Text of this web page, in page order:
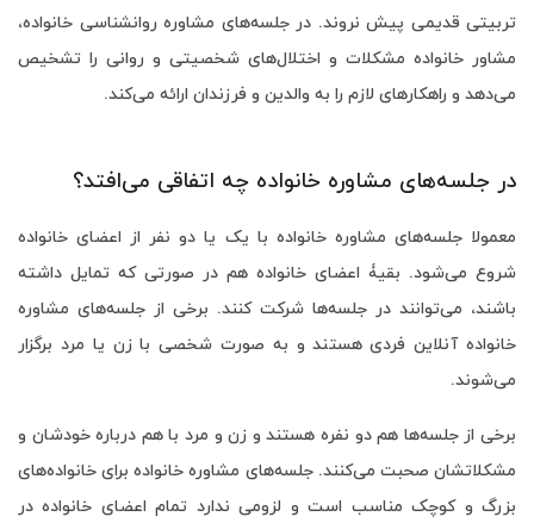
تربیتی قدیمی پیش نروند. در جلسه‌های مشاوره روانشناسی خانواده،
مشاور خانواده مشکلات و اختلال‌های شخصیتی و روانی را تشخیص
می‌دهد و راهکارهای لازم را به والدین و فرزندان ارائه می‌کند.
در جلسه‌های مشاوره خانواده چه اتفاقی می‌افتد؟
معمولا جلسه‌های مشاوره خانواده با یک یا دو نفر از اعضای خانواده
شروع می‌شود. بقیۀ اعضای خانواده هم در صورتی که تمایل داشته
باشند، می‌توانند در جلسه‌ها شرکت کنند. برخی از جلسه‌های مشاوره
خانواده آنلاین فردی هستند و به صورت شخصی با زن یا مرد برگزار
می‌شوند.
برخی از جلسه‌ها هم دو نفره هستند و زن و مرد با هم درباره خودشان و
مشکلاتشان صحبت می‌کنند. جلسه‌های مشاوره خانواده برای خانواده‌های
بزرگ و کوچک مناسب است و لزومی ندارد تمام اعضای خانواده در